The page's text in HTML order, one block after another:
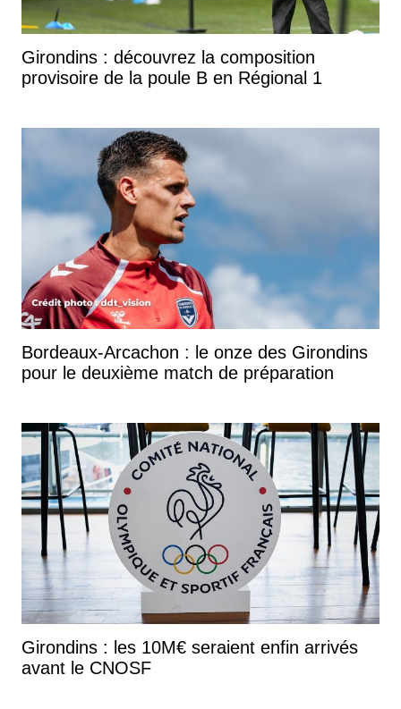
Girondins : découvrez la composition
provisoire de la poule B en Régional 1
Bordeaux-Arcachon : le onze des Girondins
pour le deuxième match de préparation
Girondins : les 10M€ seraient enfin arrivés
avant le CNOSF